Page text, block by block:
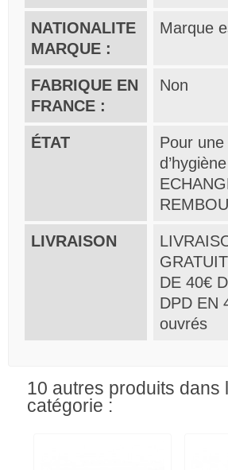
NATIONALITE
MARQUE :
Marque
FABRIQUE EN
FRANCE :
Non
ÉTAT
Pour une
LIVRAISON
DE 40€
DPD EN
ouvrés
10 autres produits dans
catégorie :